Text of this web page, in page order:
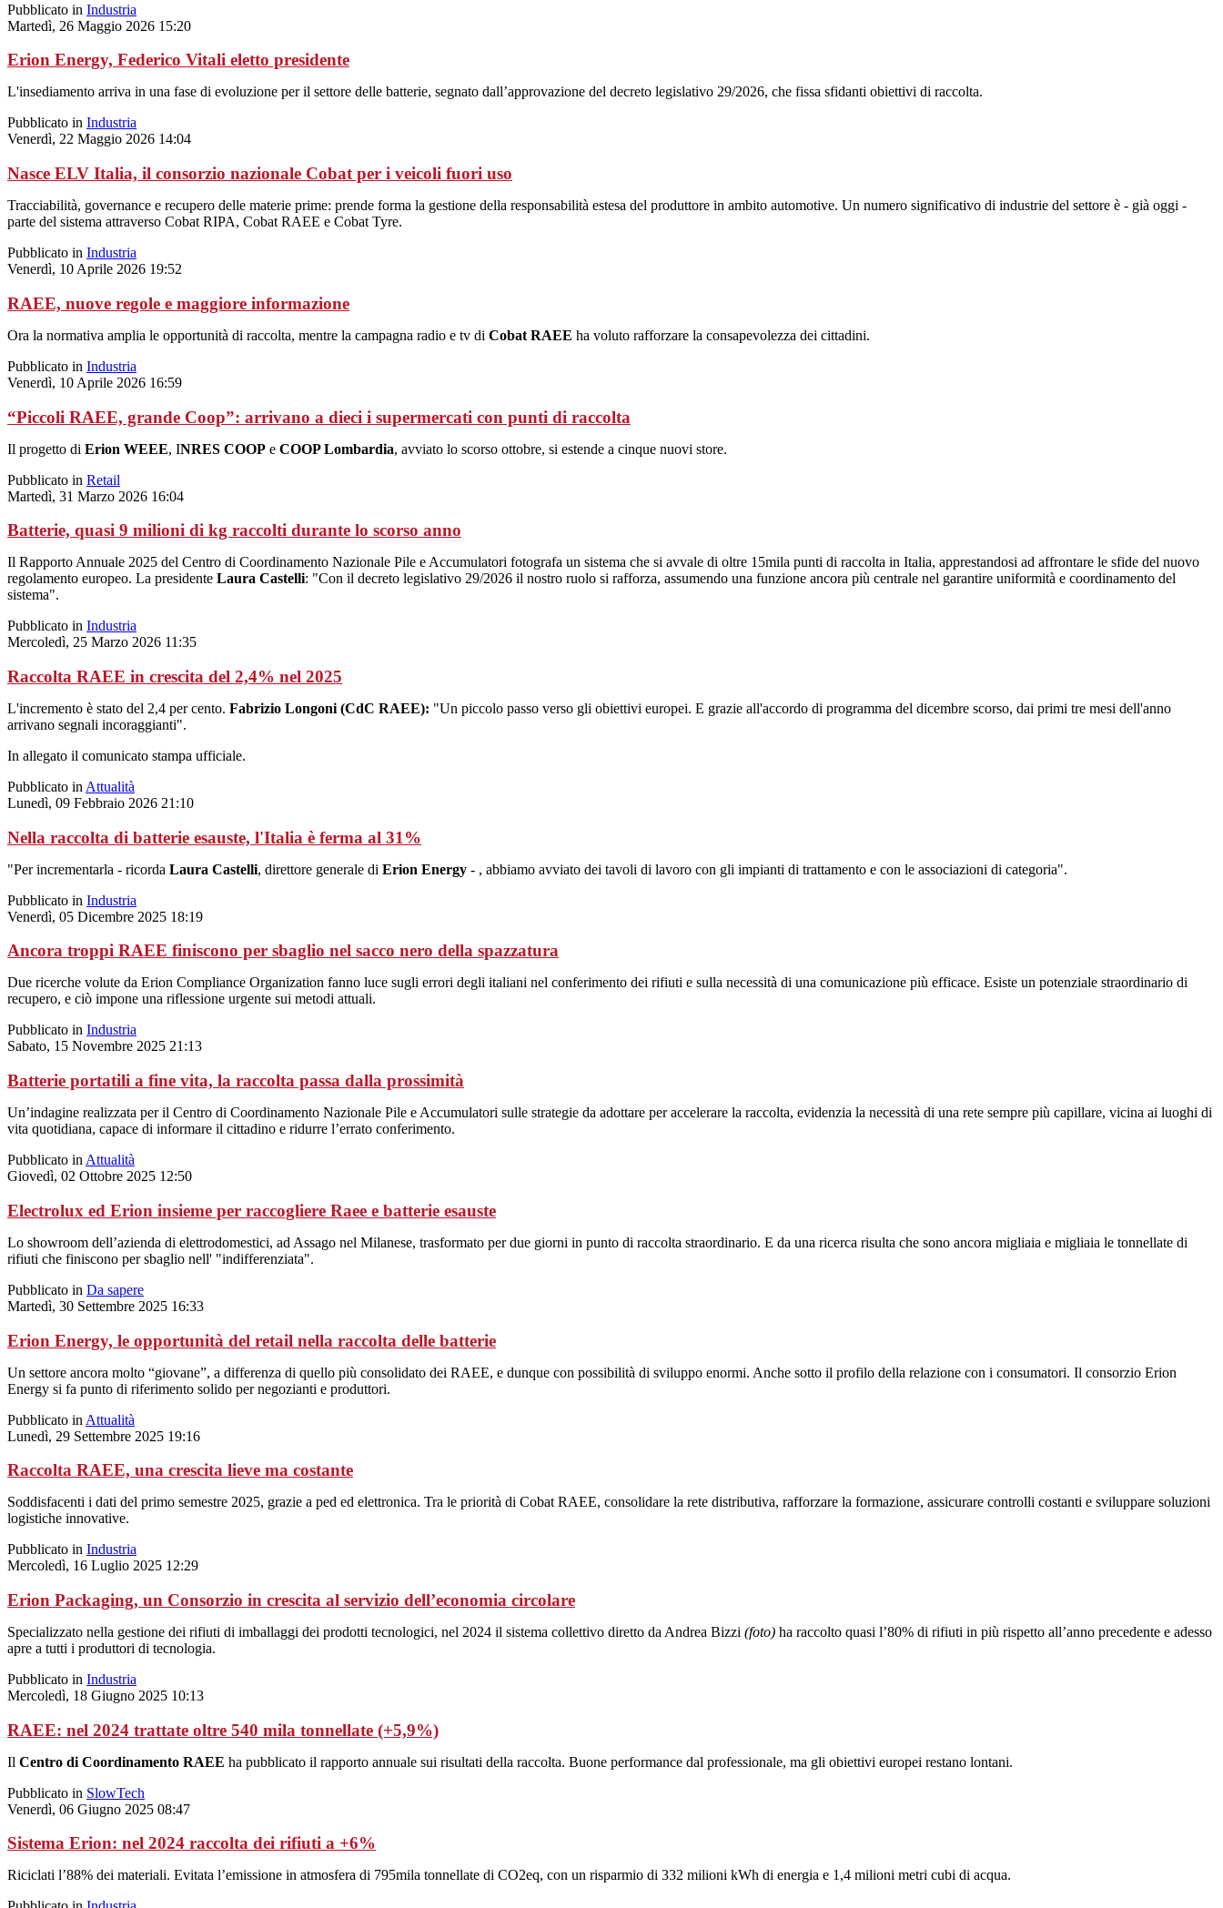
Pubblicato in Industria
Martedì, 26 Maggio 2026 15:20
Erion Energy, Federico Vitali eletto presidente
L'insediamento arriva in una fase di evoluzione per il settore delle batterie, segnato dall’approvazione del decreto legislativo 29/2026, che fissa sfidanti obiettivi di raccolta.
Pubblicato in Industria
Venerdì, 22 Maggio 2026 14:04
Nasce ELV Italia, il consorzio nazionale Cobat per i veicoli fuori uso
Tracciabilità, governance e recupero delle materie prime: prende forma la gestione della responsabilità estesa del produttore in ambito automotive. Un numero significativo di industrie del settore è - già oggi -
parte del sistema attraverso Cobat RIPA, Cobat RAEE e Cobat Tyre.
Pubblicato in Industria
Venerdì, 10 Aprile 2026 19:52
RAEE, nuove regole e maggiore informazione
Ora la normativa amplia le opportunità di raccolta, mentre la campagna radio e tv di Cobat RAEE ha voluto rafforzare la consapevolezza dei cittadini.
Pubblicato in Industria
Venerdì, 10 Aprile 2026 16:59
“Piccoli RAEE, grande Coop”: arrivano a dieci i supermercati con punti di raccolta
Il progetto di Erion WEEE, INRES COOP e COOP Lombardia, avviato lo scorso ottobre, si estende a cinque nuovi store.
Pubblicato in Retail
Martedì, 31 Marzo 2026 16:04
Batterie, quasi 9 milioni di kg raccolti durante lo scorso anno
Il Rapporto Annuale 2025 del Centro di Coordinamento Nazionale Pile e Accumulatori fotografa un sistema che si avvale di oltre 15mila punti di raccolta in Italia, apprestandosi ad affrontare le sfide del nuovo
regolamento europeo. La presidente Laura Castelli: "Con il decreto legislativo 29/2026 il nostro ruolo si rafforza, assumendo una funzione ancora più centrale nel garantire uniformità e coordinamento del
sistema".
Pubblicato in Industria
Mercoledì, 25 Marzo 2026 11:35
Raccolta RAEE in crescita del 2,4% nel 2025
L'incremento è stato del 2,4 per cento. Fabrizio Longoni (CdC RAEE): "Un piccolo passo verso gli obiettivi europei. E grazie all'accordo di programma del dicembre scorso, dai primi tre mesi dell'anno
arrivano segnali incoraggianti".
In allegato il comunicato stampa ufficiale.
Pubblicato in Attualità
Lunedì, 09 Febbraio 2026 21:10
Nella raccolta di batterie esauste, l'Italia è ferma al 31%
"Per incrementarla - ricorda Laura Castelli, direttore generale di Erion Energy - , abbiamo avviato dei tavoli di lavoro con gli impianti di trattamento e con le associazioni di categoria".
Pubblicato in Industria
Venerdì, 05 Dicembre 2025 18:19
Ancora troppi RAEE finiscono per sbaglio nel sacco nero della spazzatura
Due ricerche volute da Erion Compliance Organization fanno luce sugli errori degli italiani nel conferimento dei rifiuti e sulla necessità di una comunicazione più efficace. Esiste un potenziale straordinario di
recupero, e ciò impone una riflessione urgente sui metodi attuali.
Pubblicato in Industria
Sabato, 15 Novembre 2025 21:13
Batterie portatili a fine vita, la raccolta passa dalla prossimità
Un’indagine realizzata per il Centro di Coordinamento Nazionale Pile e Accumulatori sulle strategie da adottare per accelerare la raccolta, evidenzia la necessità di una rete sempre più capillare, vicina ai luoghi di
vita quotidiana, capace di informare il cittadino e ridurre l’errato conferimento.
Pubblicato in Attualità
Giovedì, 02 Ottobre 2025 12:50
Electrolux ed Erion insieme per raccogliere Raee e batterie esauste
Lo showroom dell’azienda di elettrodomestici, ad Assago nel Milanese, trasformato per due giorni in punto di raccolta straordinario. E da una ricerca risulta che sono ancora migliaia e migliaia le tonnellate di
rifiuti che finiscono per sbaglio nell' "indifferenziata".
Pubblicato in Da sapere
Martedì, 30 Settembre 2025 16:33
Erion Energy, le opportunità del retail nella raccolta delle batterie
Un settore ancora molto “giovane”, a differenza di quello più consolidato dei RAEE, e dunque con possibilità di sviluppo enormi. Anche sotto il profilo della relazione con i consumatori. Il consorzio Erion
Energy si fa punto di riferimento solido per negozianti e produttori.
Pubblicato in Attualità
Lunedì, 29 Settembre 2025 19:16
Raccolta RAEE, una crescita lieve ma costante
Soddisfacenti i dati del primo semestre 2025, grazie a ped ed elettronica. Tra le priorità di Cobat RAEE, consolidare la rete distributiva, rafforzare la formazione, assicurare controlli costanti e sviluppare soluzioni
logistiche innovative.
Pubblicato in Industria
Mercoledì, 16 Luglio 2025 12:29
Erion Packaging, un Consorzio in crescita al servizio dell’economia circolare
Specializzato nella gestione dei rifiuti di imballaggi dei prodotti tecnologici, nel 2024 il sistema collettivo diretto da Andrea Bizzi (foto) ha raccolto quasi l’80% di rifiuti in più rispetto all’anno precedente e adesso
apre a tutti i produttori di tecnologia.
Pubblicato in Industria
Mercoledì, 18 Giugno 2025 10:13
RAEE: nel 2024 trattate oltre 540 mila tonnellate (+5,9%)
Il Centro di Coordinamento RAEE ha pubblicato il rapporto annuale sui risultati della raccolta. Buone performance dal professionale, ma gli obiettivi europei restano lontani.
Pubblicato in SlowTech
Venerdì, 06 Giugno 2025 08:47
Sistema Erion: nel 2024 raccolta dei rifiuti a +6%
Riciclati l’88% dei materiali. Evitata l’emissione in atmosfera di 795mila tonnellate di CO2eq, con un risparmio di 332 milioni kWh di energia e 1,4 milioni metri cubi di acqua.